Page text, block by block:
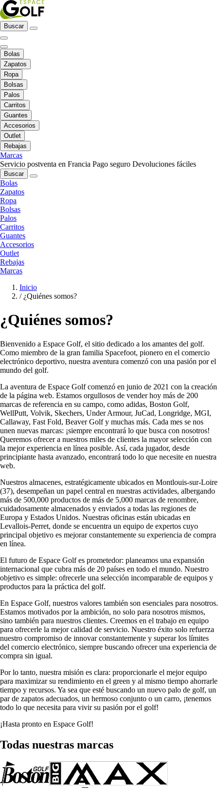
Buscar
Bolas
Zapatos
Ropa
Bolsas
Palos
Carritos
Guantes
Accesorios
Outlet
Rebajas
Marcas
Servicio postventa en Francia Pago seguro Devoluciones fáciles
Buscar
Bolas
Zapatos
Ropa
Bolsas
Palos
Carritos
Guantes
Accesorios
Outlet
Rebajas
Marcas
Inicio
/ ¿Quiénes somos?
¿Quiénes somos?
Bienvenido a Espace Golf, el sitio dedicado a los amantes del golf.
Como miembro de la gran familia Spacefoot, pionero en el comercio
electrónico deportivo, nuestra aventura comenzó con una pasión por el
mundo del golf.
La aventura de Espace Golf comenzó en junio de 2021 con la creación
de la página web. Estamos orgullosos de vender hoy más de 200
marcas de referencia en su campo, como adidas, Boston Golf,
WellPutt, Volvik, Skechers, Under Armour, JuCad, Longridge, MGI,
Callaway, Fast Fold, Beaver Golf y muchas más. Cada mes se nos
unen nuevas marcas: ¡siempre encontrará lo que busca con nosotros!
Queremos ofrecer a nuestros miles de clientes la mayor selección con
la mejor experiencia en línea posible. Así, cada jugador, desde
principiante hasta avanzado, encontrará todo lo que necesite en nuestra
web.
Nuestros almacenes, estratégicamente ubicados en Montlouis-sur-Loire
(37), desempeñan un papel central en nuestras actividades, albergando
más de 500,000 productos de más de 5,000 marcas de renombre,
cuidadosamente almacenados y enviados a todas las regiones de
Europa y Estados Unidos. Nuestras oficinas están ubicadas en
Levallois-Perret, donde se encuentra un equipo de expertos cuyo
principal objetivo es mejorar constantemente su experiencia de compra
en línea.
El futuro de Espace Golf es prometedor: planeamos una expansión
internacional que cubra más de 20 países en todo el mundo. Nuestro
objetivo es simple: ofrecerle una selección incomparable de equipos y
productos para la práctica del golf.
En Espace Golf, nuestros valores también son esenciales para nosotros.
Estamos motivados por la ambición, no solo para nosotros mismos,
sino también para nuestros clientes. Creemos en el trabajo en equipo
para ofrecerle la mejor calidad de servicio. Nuestro éxito solo refuerza
nuestro compromiso de innovar constantemente y superar los límites
del comercio electrónico, siempre buscando ofrecer una experiencia de
compra sin igual.
Por lo tanto, nuestra misión es clara: proporcionarle el mejor equipo
para maximizar su rendimiento en el green y al mismo tiempo ahorrarle
tiempo y recursos. Ya sea que esté buscando un nuevo palo de golf, un
par de zapatos adecuados, un hermoso conjunto o un carro, ¡tenemos
todo lo que necesita para vivir su pasión por el golf!
¡Hasta pronto en Espace Golf!
Todas nuestras marcas